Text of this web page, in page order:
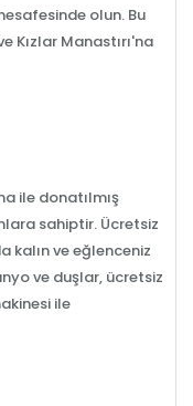
olun. Bu
Kızlar Manastırı'na
ile donatılmış
sahiptir. Ücretsiz
kalın ve eğlenceniz
ve duşlar, ücretsiz
ile